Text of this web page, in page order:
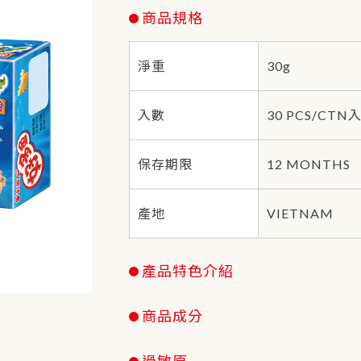
商品規格
淨重 30g
入數 30 PCS/CTN
保存期限 12 MONTHS
產地 VIETNAM
產品特色介紹
商品成分